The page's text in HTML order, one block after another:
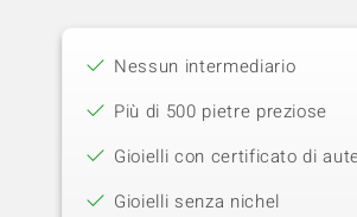
Nessun intermediario
Più di 500 pietre preziose
Gioielli con certificato di
Gioielli senza nichel